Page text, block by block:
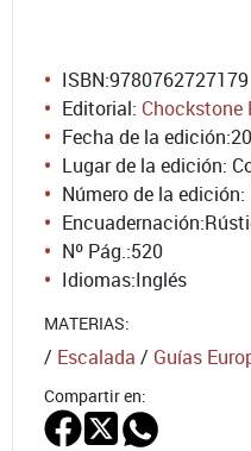
ISBN:9780762727179
Editorial: Chockstone
Fecha de la edición:
Lugar de la edición:
Número de la edición:
Encuadernación:
Nº Pág.:520
Idiomas:Inglés
MATERIAS:
/ Escalada / Guías
Compartir en: